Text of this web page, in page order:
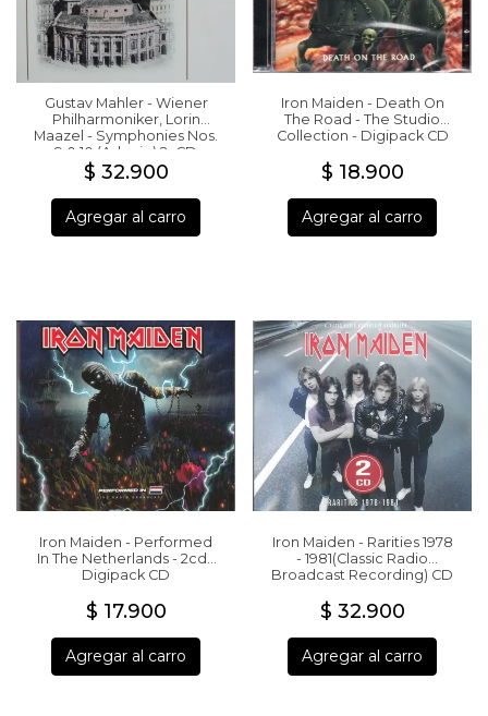
Gustav Mahler - Wiener
Philharmoniker, Lorin
Maazel - Symphonies Nos.
9 & 10 (Adagio) 2xCD
$ 32.900
Agregar al carro
Iron Maiden - Death On
The Road - The Studio
Collection - Digipack CD
$ 18.900
Agregar al carro
Iron Maiden - Performed
In The Netherlands - 2cd -
Digipack CD
$ 17.900
Agregar al carro
Iron Maiden - Rarities 1978
- 1981(Classic Radio
Broadcast Recording) CD
$ 32.900
Agregar al carro